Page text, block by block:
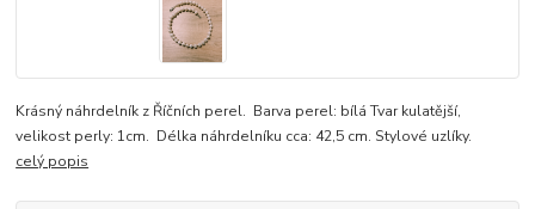
Krásný náhrdelník z Říčních perel. Barva perel: bílá Tvar kulatější,
velikost perly: 1cm. Délka náhrdelníku cca: 42,5 cm. Stylové uzlíky.
celý popis